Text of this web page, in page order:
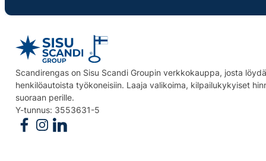
Scandirengas on Sisu Scandi Groupin verkkokauppa, josta
henkilöautoista työkoneisiin. Laaja valikoima, kilpailukykyiset
suoraan perille.
Y-tunnus: 3553631-5
Follow us on Facebook
Follow us on Instagram
Follow us on Linkedin